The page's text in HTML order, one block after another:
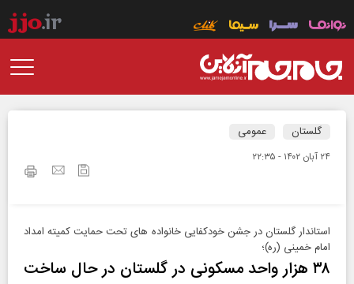
گلستان عمومی
۲۴ آبان ۱۴۰۲ - ۲۲:۳۵
استاندار گلستان در جشن خودکفایی خانواده های تحت حمایت کمیته امداد
امام خمینی (ره)؛
۳۸ هزار واحد مسکونی در گلستان در حال ساخت